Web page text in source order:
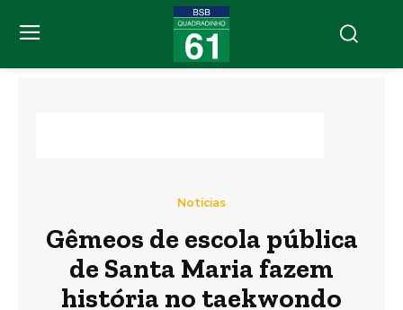
Notícias
Gêmeos de escola pública
de Santa Maria fazem
história no taekwondo